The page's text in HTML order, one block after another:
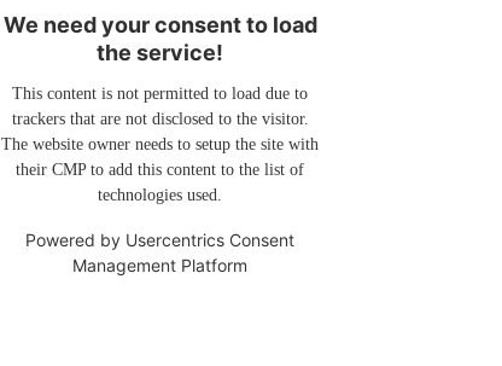
We need your consent to load
the service!
This content is not permitted to load due to
trackers that are not disclosed to the visitor.
The website owner needs to setup the site with
their CMP to add this content to the list of
technologies used.
Powered by Usercentrics Consent
Management Platform